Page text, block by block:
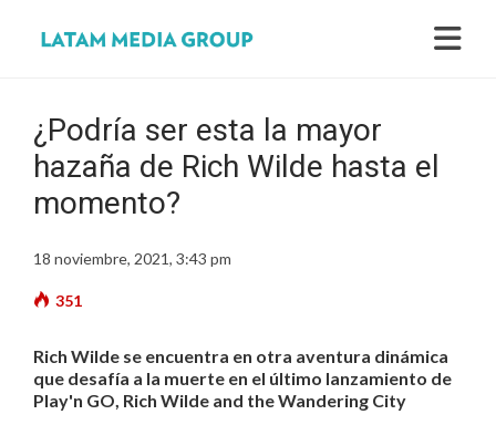
¿Podría ser esta la mayor
hazaña de Rich Wilde hasta el
momento?
18 noviembre, 2021, 3:43 pm
351
Rich Wilde se encuentra en otra aventura dinámica
que desafía a la muerte en el último lanzamiento de
Play'n GO, Rich Wilde and the Wandering City